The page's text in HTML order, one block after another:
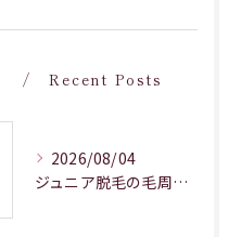
Recent Posts
2026/08/04
ジュニア脱毛の毛周期調整メカニズム解説